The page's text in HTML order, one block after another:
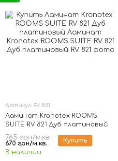
Артикул: RV 821
Ламинат Kronotex ROOMS
SUITE RV 821 Дуб платиновый
765 грн/м.кв.
670 грн/м.кв.
Купить
В наличии